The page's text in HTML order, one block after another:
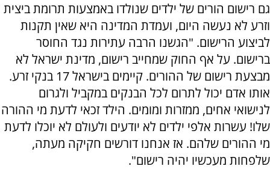
גם רישום הורים של ילדים שנולדו באמצעות תרומת ביצית
וזרע לא נעשה היום, ועמדת המדינה היא שאין תקנות
לביצוע הרישום. "הגשנו הרבה עתירות נגד החוסר
ברישום. על אף החוק שמחייב רישום, מדינת ישראל לא
מבצעת רישום של ההורים. קיימים בישראל 17 בנקי זרע.
אותו אדם יכול לתרום לכל הבנקים במקביל ולגרום
לנישואי אחים, ממזרות ומומים. הילד זכאי לדעת מי ההורה
שלו! עשרות אלפי ילדים לא יודעים ולעולם לא יוכלו לדעת
מי ההורים שלהם. אז אנחנו דורשים חקיקה מעתה,
שלפחות מעכשיו יהיה רישום".